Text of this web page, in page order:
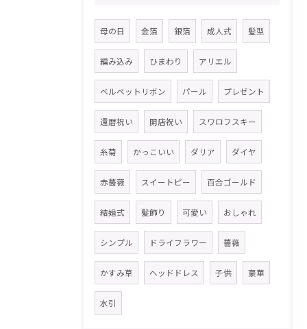
母の日 金箔 銀箔 成人式 髪型
編み込み ひまわり アリエル
ベルベットリボン パール プレゼント
還暦祝い 開店祝い スワロフスキー
糸菊 かっこいい ダリア ダイヤ
赤薔薇 スイートピー 百合ゴールド
結婚式 髪飾り 可愛い おしゃれ
シンプル ドライフラワー 薔薇
かすみ草 ヘッドドレス 子供 豪華
水引